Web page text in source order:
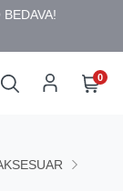
0